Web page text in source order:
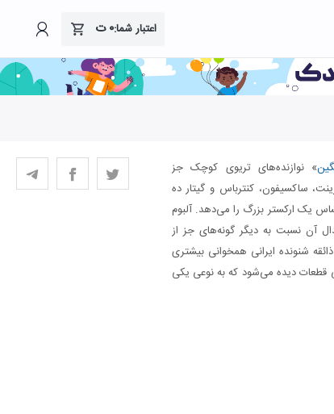
اعتبار شما:۰ت
» نوازنده‌های تریوی کوچک جز
ساکسیفون، کنترباس و گیتار ده
یک ارکستر بزرگ را می‌دهد. آلبوم
آن نسبت به دیگر گونه‌های جز از
شنونده ایرانی همخوانی بیشتری
قطعات دیده می‌شود که به نوعی یکی